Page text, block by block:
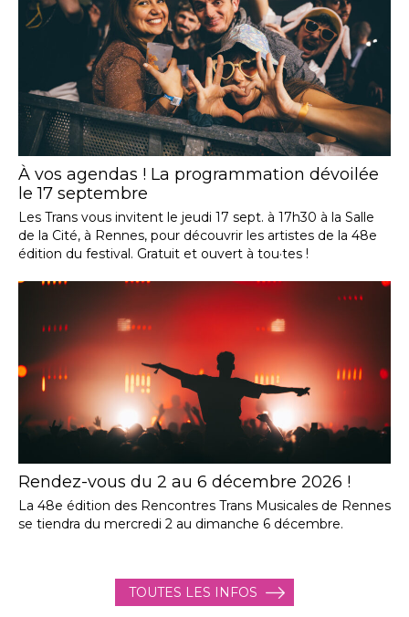
À vos agendas ! La programmation dévoilée
le 17 septembre
Les Trans vous invitent le jeudi 17 sept. à 17h30 à la Salle
de la Cité, à Rennes, pour découvrir les artistes de la 48e
édition du festival. Gratuit et ouvert à tou·tes !
Rendez-vous du 2 au 6 décembre 2026 !
La 48e édition des Rencontres Trans Musicales de Rennes
se tiendra du mercredi 2 au dimanche 6 décembre.
TOUTES LES INFOS